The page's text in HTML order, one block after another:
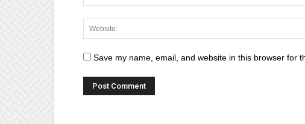
Save my name, email, and website in this browser for